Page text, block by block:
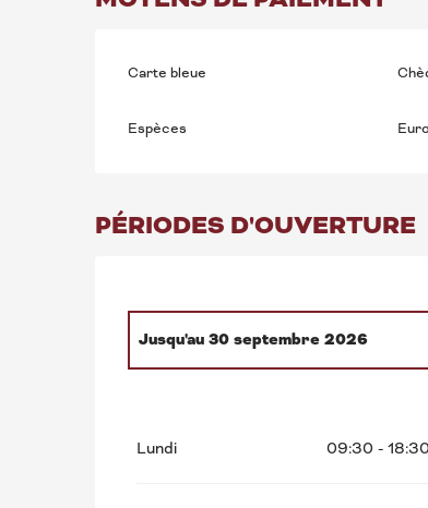
Carte bleue
Espèces
PÉRIODES D'OUVERTURE
Jusqu'au 30 septembre 2026
Lundi 09:30 - 18:30